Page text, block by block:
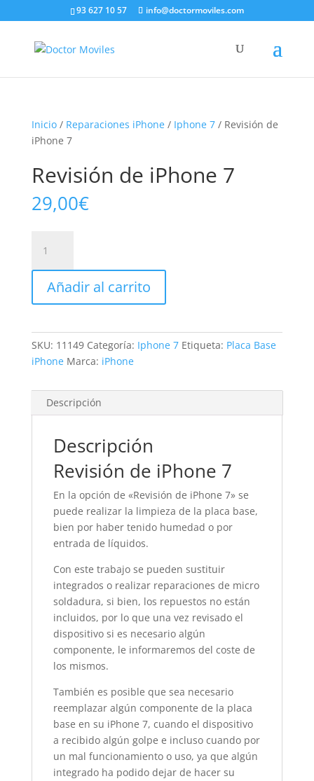
93 627 10 57 info@doctormoviles.com
Inicio/ Reparaciones iPhone/ Iphone 7/ Revisión de
iPhone 7
Revisión de iPhone 7
29,00€
iPhone
cantidad
Añadir al carrito
SKU: 11149 Categoría: Iphone 7 Etiqueta: Placa Base
iPhone Marca: iPhone
Descripción
Descripción
Revisión de iPhone 7
En la opción de «Revisión de iPhone 7» se
puede realizar la limpieza de la placa base,
bien por haber tenido humedad o por
entrada de líquidos.
Con este trabajo se pueden sustituir
integrados o realizar reparaciones de micro
soldadura, si bien, los repuestos no están
incluidos, por lo que una vez revisado el
dispositivo si es necesario algún
componente, le informaremos del coste de
los mismos.
También es posible que sea necesario
reemplazar algún componente de la placa
base en su iPhone 7, cuando el dispositivo
a recibido algún golpe e incluso cuando por
un mal funcionamiento o uso, ya que algún
integrado ha podido dejar de hacer su